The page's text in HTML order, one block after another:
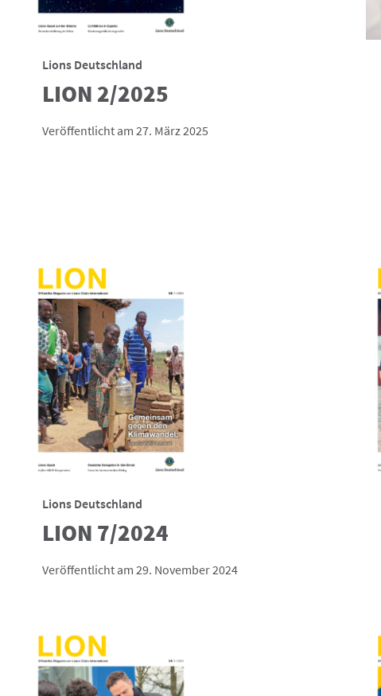
Lions Deutschland
LION 2/2025
Veröffentlicht am 27. März 2025
Lions Deutschland
LION 7/2024
Veröffentlicht am 29. November 2024